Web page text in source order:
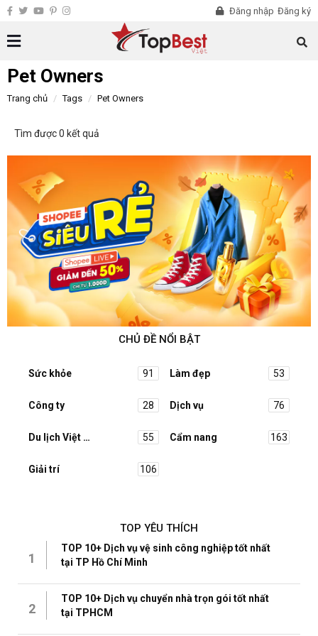
Đăng nhập Đăng ký
Pet Owners
Trang chủ Tags Pet Owners
Tìm được 0 kết quả
CHỦ ĐỀ NỔI BẬT
Sức khỏe 91 Làm đẹp 53
Công ty 28 Dịch vụ 76
Du lịch Việt Nam 55 Cẩm nang 163
Giải trí 106
TOP YÊU THÍCH
1
TOP 10+ Dịch vụ vệ sinh công nghiệp tốt nhất
tại TP Hồ Chí Minh
2
TOP 10+ Dịch vụ chuyển nhà trọn gói tốt nhất
tại TPHCM